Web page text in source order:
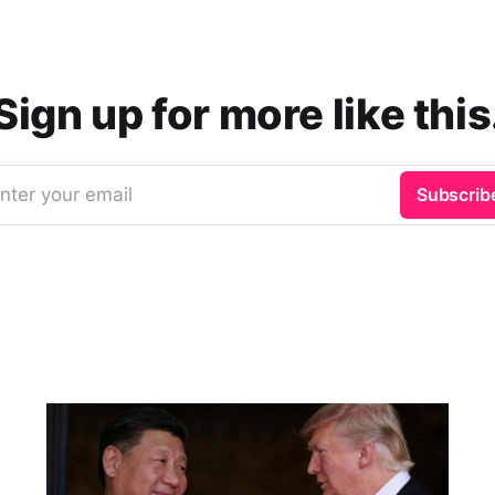
up for more like
your email